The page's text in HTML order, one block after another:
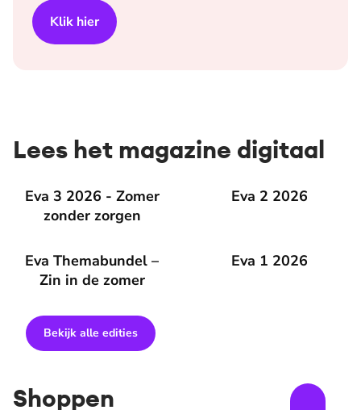
Klik hier
Lees het magazine digitaal
Eva 3 2026 - Zomer
zonder zorgen
Eva 3 2026 - Zomer zonder zorgen Eva 2 2026
Eva 2 2026
Eva Themabundel –
Zin in de zomer
Eva Themabundel – Zin in de zomer Eva 1 2026
Eva 1 2026
Bekijk alle edities
Shoppen